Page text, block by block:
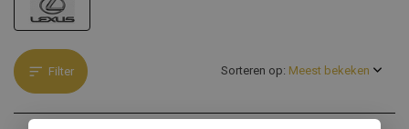
Filter Sorteren op: